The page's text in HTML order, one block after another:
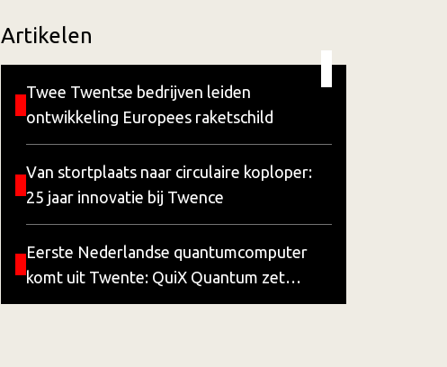
Artikelen
Twee Twentse bedrijven leiden
ontwikkeling Europees raketschild
Van stortplaats naar circulaire koploper:
25 jaar innovatie bij Twence
Eerste Nederlandse quantumcomputer
komt uit Twente: QuiX Quantum zet
wereldwijde stap vooruit